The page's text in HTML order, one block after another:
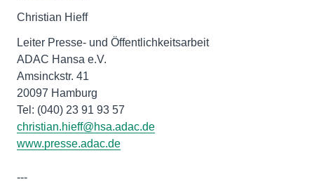
Christian Hieff
Leiter Presse- und Öffentlichkeitsarbeit
ADAC Hansa e.V.
Amsinckstr. 41
20097 Hamburg
christian.hieff@hsa.adac.de
www.presse.adac.de
---